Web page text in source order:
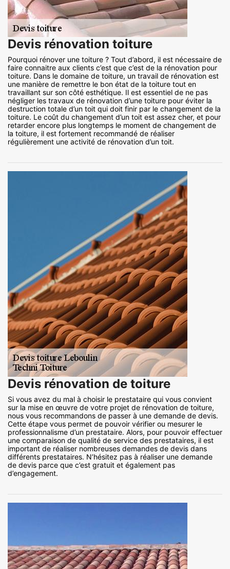
Devis rénovation toiture
Pourquoi rénover une toiture ? Tout d’abord, il est nécessaire de
faire connaitre aux clients c’est que c’est de la rénovation pour
toiture. Dans le domaine de toiture, un travail de rénovation est
une manière de remettre le bon état de la toiture tout en
travaillant sur son côté esthétique. Il est essentiel de ne pas
négliger les travaux de rénovation d’une toiture pour éviter la
destruction totale d’un toit qui doit finir par le changement de la
toiture. Le coût du changement d’un toit est assez cher, et pour
retarder encore plus longtemps le moment de changement de
la toiture, il est fortement recommandé de réaliser
régulièrement une activité de rénovation d’un toit.
Devis rénovation de toiture
Si vous avez du mal à choisir le prestataire qui vous convient
sur la mise en œuvre de votre projet de rénovation de toiture,
nous vous recommandons de passer à une demande de devis.
Cette étape vous permet de pouvoir vérifier ou mesurer le
professionnalisme d’un prestataire. Alors, pour pouvoir effectuer
une comparaison de qualité de service des prestataires, il est
important de réaliser nombreuses demandes de devis dans
différents prestataires. N’hésitez pas à réaliser une demande
de devis parce que c’est gratuit et également pas
d’engagement.